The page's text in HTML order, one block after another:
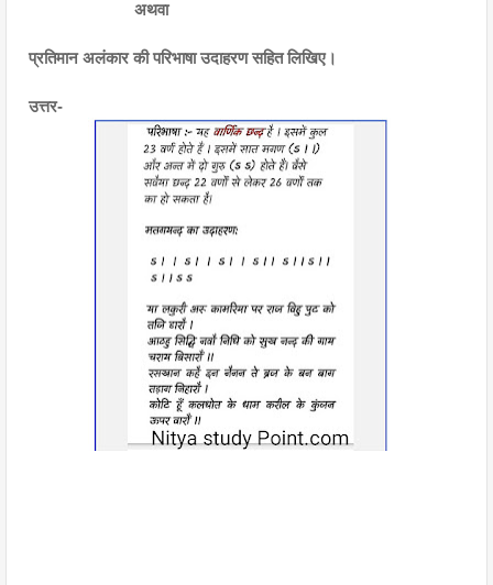
अथवा
प्रतिमान अलंकार की परिभाषा उदाहरण सहित लिखिए।
उत्तर-